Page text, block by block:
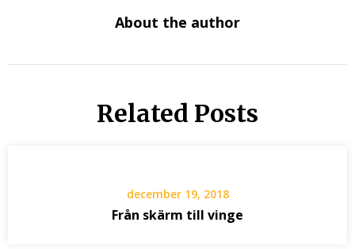
About the author
Related Posts
december 19, 2018
Från skärm till vinge